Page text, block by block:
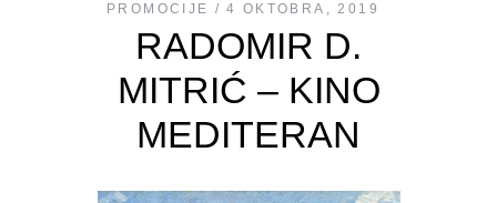
PROMOCIJE
4 OKTOBRA, 2019
RADOMIR D.
MITRIĆ – KINO
MEDITERAN